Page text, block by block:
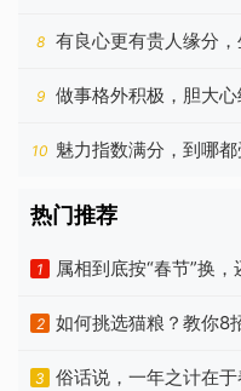
火起来
8
有良心更有贵人缘分
个生肖
9
做事格外积极，胆大
恼的生肖
10 魅力指数满分，到哪
热门推荐
1 属相到底按“春节”换，
2 如何挑选猫粮？教你8
3
俗话说，一年之计在